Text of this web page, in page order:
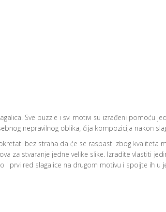
Sve puzzle i svi motivi su izrađeni pomoću
nepravilnog oblika, čija kompozicija nakon
bez straha da će se raspasti zbog kvaliteta
za stvaranje jedne velike slike. Izradite vlastiti
prvi red slagalice na drugom motivu i spoijte ih u